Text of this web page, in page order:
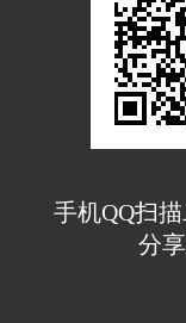
手机QQ扫
分